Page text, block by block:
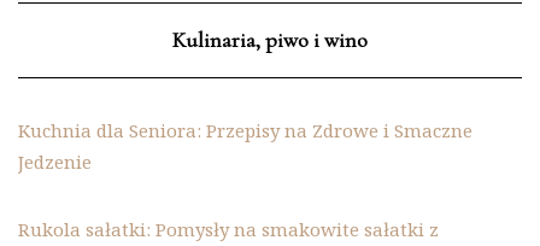
Kulinaria, piwo i wino
Kuchnia dla Seniora: Przepisy na Zdrowe i Smaczne
Jedzenie
Rukola sałatki: Pomysły na smakowite sałatki z